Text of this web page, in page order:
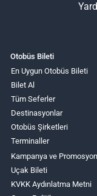
Otobüs Bileti
En Uygun Otobüs Bileti
Bilet Al
Tüm Seferler
Destinasyonlar
Otobüs Şirketleri
Terminaller
Kampanya ve
Uçak Bileti
KVKK Aydınlatma Metni